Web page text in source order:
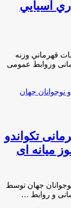
آسيايي
قهرماني وزنه
وروابط عمومی
تکواندو
میانه ای
جهان توسط
و روابط …